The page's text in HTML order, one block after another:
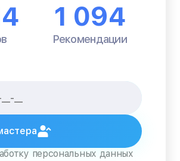
1 094
Рекомендации
персональных данных